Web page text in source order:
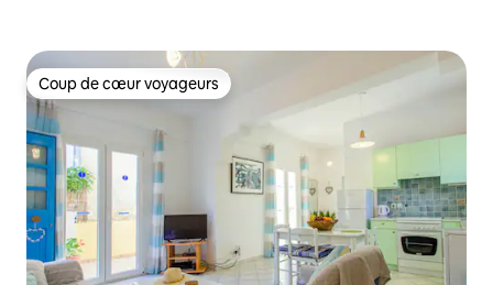
Coup de cœur voyageurs
Coup de cœur voyageurs